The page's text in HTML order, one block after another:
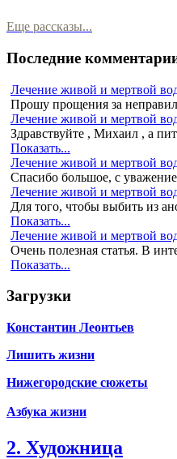
Еще рассказы...
Последние
Лечение живой и мертвой
Прошу прощения за
Лечение живой и мертвой
Здравствуйте , Михаил , а
Показать...
Лечение живой и мертвой
Спасибо большое, с
Лечение живой и мертвой
Для того, чтобы выбить из
Показать...
Лечение живой и мертвой
Очень полезная статья. В
Показать...
Загрузки
Константин Леонтьев
Лишить жизни
Нижегородские сюжеты
Азбука жизни
2. Художница